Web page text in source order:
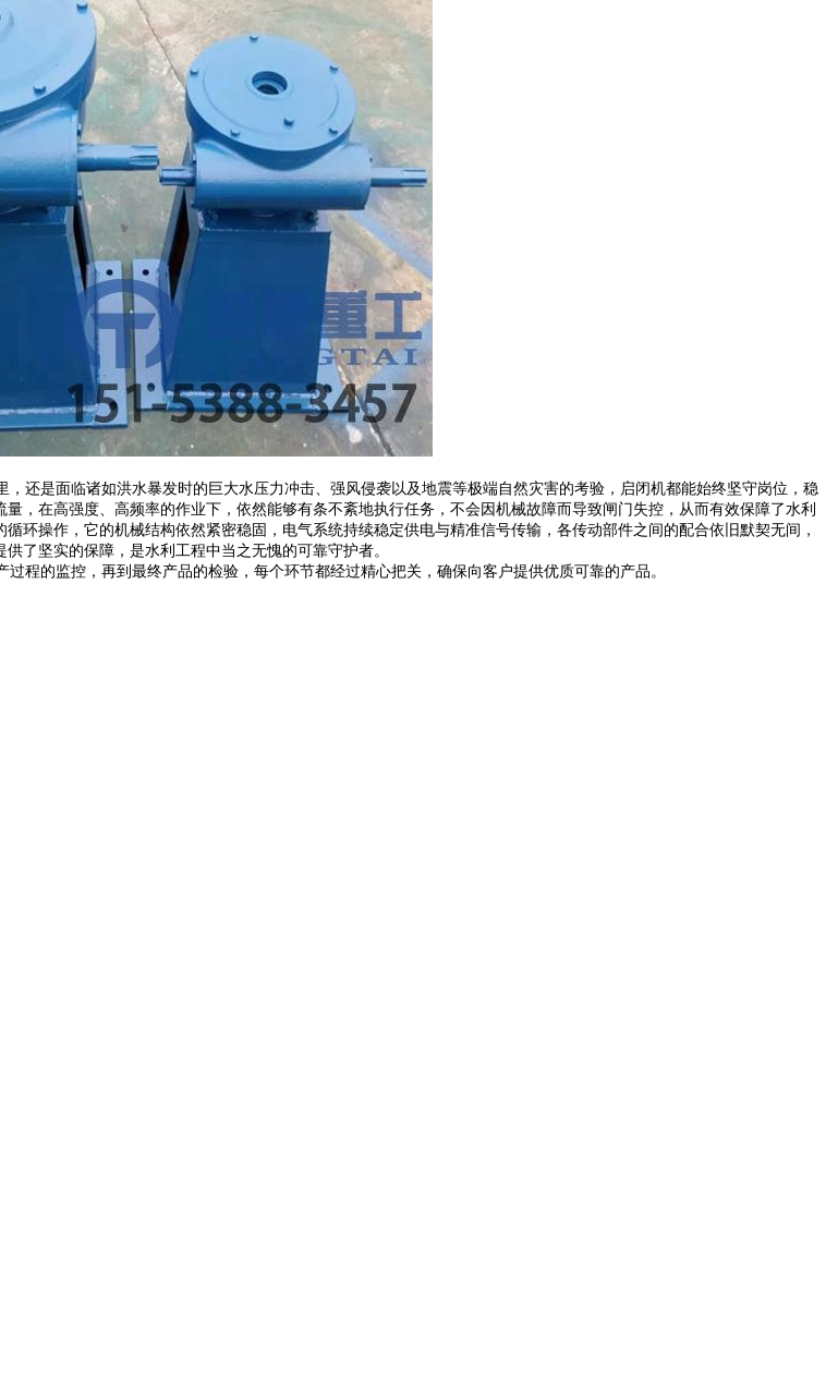
还是面临诸如洪水暴发时的巨大水压力冲击、强风侵袭以及地震等极端自然灾害的考验，启闭机都能始终坚守岗位，稳
，在高强度、高频率的作业下，依然能够有条不紊地执行任务，不会因机械故障而导致闸门失控，从而有效保障了水利
环操作，它的机械结构依然紧密稳固，电气系统持续稳定供电与精准信号传输，各传动部件之间的配合依旧默契无间，
了坚实的保障，是水利工程中当之无愧的可靠守护者。
程的监控，再到最终产品的检验，每个环节都经过精心把关，确保向客户提供优质可靠的产品。